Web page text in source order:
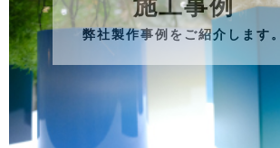
施工事例
弊社製作事例をご紹介します。